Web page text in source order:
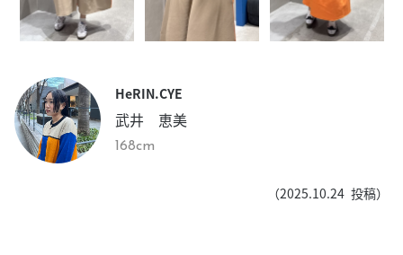
HeRIN.CYE
武井 恵美
168cm
（2025.10.24 投稿）